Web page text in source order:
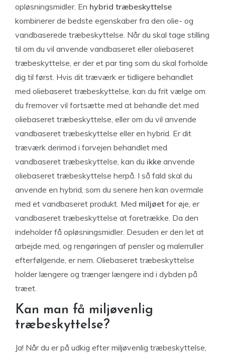
opløsningsmidler. En hybrid træbeskyttelse
kombinerer de bedste egenskaber fra den olie- og
vandbaserede træbeskyttelse. Når du skal tage stilling
til om du vil anvende vandbaseret eller oliebaseret
træbeskyttelse, er der et par ting som du skal forholde
dig til først. Hvis dit træværk er tidligere behandlet
med oliebaseret træbeskyttelse, kan du frit vælge om
du fremover vil fortsætte med at behandle det med
oliebaseret træbeskyttelse, eller om du vil anvende
vandbaseret træbeskyttelse eller en hybrid. Er dit
træværk derimod i forvejen behandlet med
vandbaseret træbeskyttelse, kan du ikke anvende
oliebaseret træbeskyttelse herpå. I så fald skal du
anvende en hybrid, som du senere hen kan overmale
med et vandbaseret produkt. Med miljøet for øje, er
vandbaseret træbeskyttelse at foretrække. Da den
indeholder få opløsningsmidler. Desuden er den let at
arbejde med, og rengøringen af pensler og malerruller
efterfølgende, er nem. Oliebaseret træbeskyttelse
holder længere og trænger længere ind i dybden på
træet.
Kan man få miljøvenlig
træbeskyttelse?
Ja! Når du er på udkig efter miljøvenlig træbeskyttelse,